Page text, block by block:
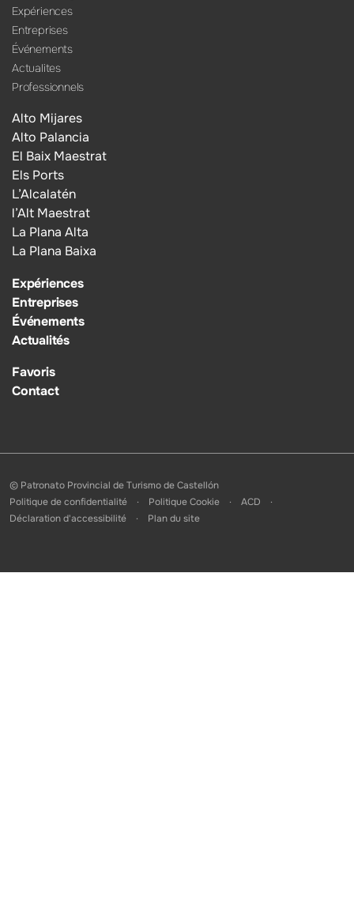
Expériences
Entreprises
Événements
Actualites
Professionnels
Alto Mijares
Alto Palancia
El Baix Maestrat
Els Ports
L’Alcalatén
l’Alt Maestrat
La Plana Alta
La Plana Baixa
Expériences
Entreprises
Événements
Actualités
Favoris
Contact
© Patronato Provincial de Turismo de Castellón
Politique de confidentialité
Politique Cookie
ACD
Déclaration d'accessibilité
Plan du site